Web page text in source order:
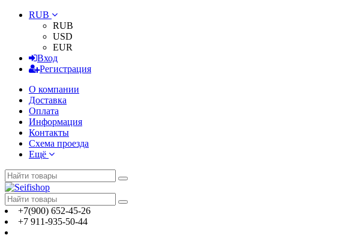
RUB
RUB
USD
EUR
Вход
Регистрация
О компании
Доставка
Оплата
Информация
Контакты
Схема проезда
Ещё
+7(900) 652-45-26
+7 911-935-50-44